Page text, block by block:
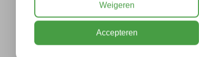
Weigeren
Accepteren